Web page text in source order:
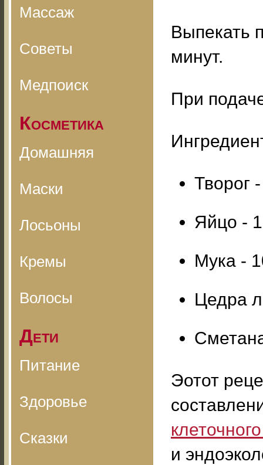
Массаж
Советы
Медпоиск
Косметика
Домашняя
Маски
Лосьоны
Кремы
Волосы
Дети
Питание
Здоровье
Сказки
Выпекать
минут.
При
Творог
Яйцо -
Мука -
Цедра
Эотот
и